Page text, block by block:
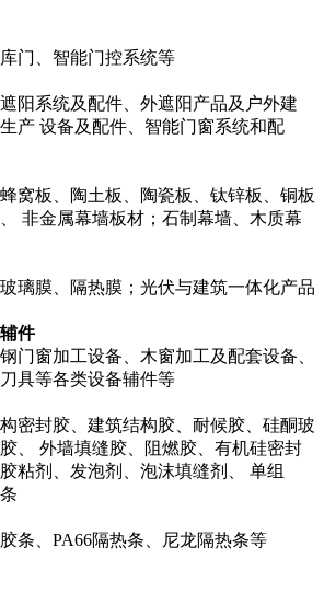
门、智能门控系统等
阳系统及配件、外遮阳产品及户外建
产 设备及配件、智能门窗系统和配
窝板、陶土板、陶瓷板、钛锌板、铜板
非金属幕墙板材；石制幕墙、木质幕
璃膜、隔热膜；光伏与建筑一体化产品
件
门窗加工设备、木窗加工及配套设备、
具等各类设备辅件等
密封胶、建筑结构胶、耐候胶、硅酮玻
、 外墙填缝胶、阻燃胶、有机硅密封
粘剂、发泡剂、泡沫填缝剂、 单组
条、PA66隔热条、尼龙隔热条等